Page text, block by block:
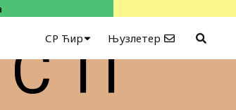
СР Ћир Њузлетер
П